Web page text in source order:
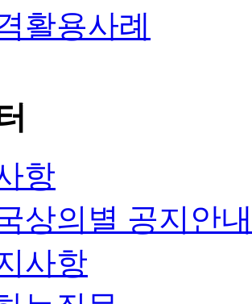
활용사례
항
상의별 공지안내
사항